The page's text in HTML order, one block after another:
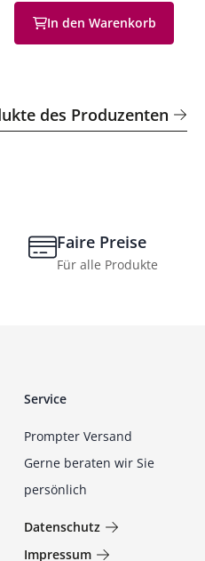
In den Warenkorb
des Produzenten
Faire Preise
Für alle Produkte
Service
Prompter Versand
Gerne beraten wir Sie
persönlich
Datenschutz
Impressum